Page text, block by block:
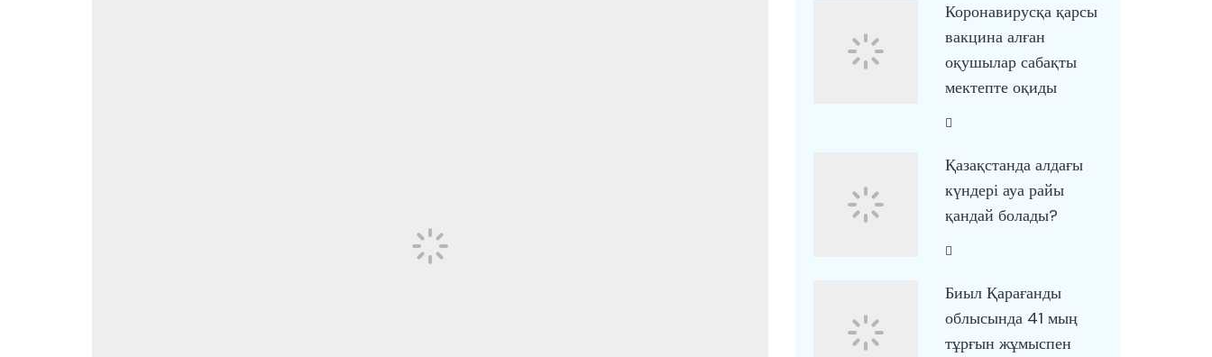
Коронавирусқа қарсы
вакцина алған
оқушылар сабақты
мектепте оқиды
Қазақстанда алдағы
күндері ауа райы
қандай болады?
Биыл Қарағанды
облысында 41 мың
тұрғын жұмыспен